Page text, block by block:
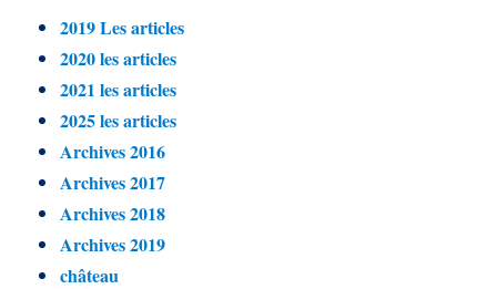
2019 Les articles
2020 les articles
2021 les articles
2025 les articles
Archives 2016
Archives 2017
Archives 2018
Archives 2019
château